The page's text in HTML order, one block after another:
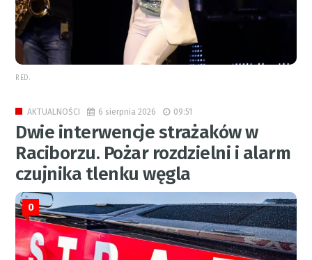
RED.
AKTUALNOŚCI 6 sierpnia 2026 09:51
Dwie interwencje strażaków w
Raciborzu. Pożar rozdzielni i alarm
czujnika tlenku węgla
0